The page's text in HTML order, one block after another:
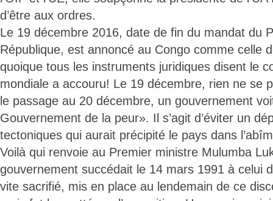
d’être aux ordres.
Le 19 décembre 2016, date de fin du mandat du
République, est annoncé au Congo comme celle
quoique tous les instruments juridiques disent le
mondiale a accouru! Le 19 décembre, rien ne se
le passage au 20 décembre, un gouvernement
Gouvernement de la peur». Il s’agit d’éviter un
tectoniques qui aurait précipité le pays dans
Voilà qui renvoie au Premier ministre Mulumba
gouvernement succédait le 14 mars 1991 à celui
vite sacrifié, mis en place au lendemain de ce